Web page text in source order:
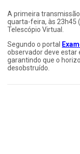
A primeira
quarta-feira, às 23h45
Telescópio Virtual.
Segundo o portal
observador deve estar
garantindo que o
desobstruído.